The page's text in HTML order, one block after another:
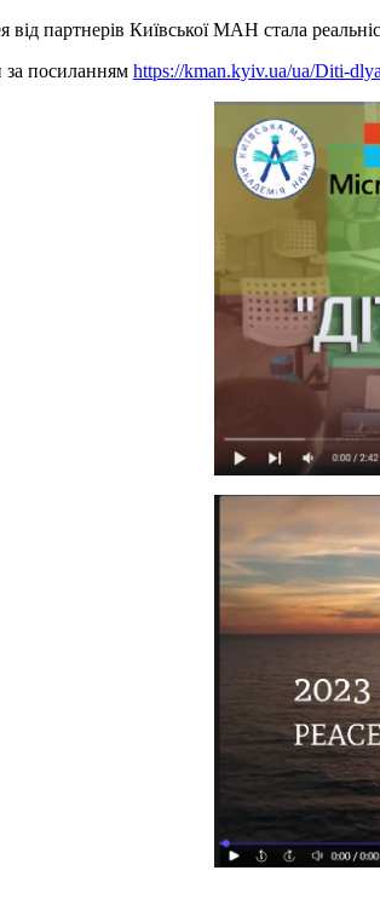
від партнерів Київської МАН стала
за посиланням https://kman.kyiv.ua/ua/Diti-